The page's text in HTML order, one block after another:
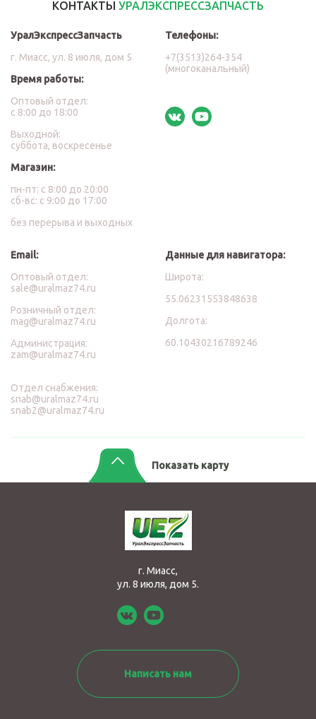
КОНТАКТЫ УРАЛЭКСПРЕССЗАПЧАСТЬ
УралЭкспрессЗапчасть
г. Миасс, ул. 8 июля, дом 5
Время работы:
Оптовый отдел:
с 8:00 до 18:00
Выходной:
суббота, воскресенье
Магазин:
пн-пт: с 8:00 до 20:00
сб-вс: с 9:00 до 17:00
без перерыва и выходных
Телефоны:
+7(3513)264-354
(многоканальный)
Email:
Оптовый отдел:
sale@uralmaz74.ru
Розничный отдел:
mag@uralmaz74.ru
Администрация:
zam@uralmaz74.ru
Отдел снабжения:
snab@uralmaz74.ru
snab2@uralmaz74.ru
Данные для навигатора:
Широта:
55.06231553848638
Долгота:
60.10430216789246
Показать карту
г. Миасс,
ул. 8 июля, дом 5.
Написать нам